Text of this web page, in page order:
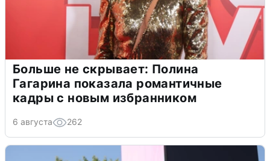
Больше не скрывает: Полина
Гагарина показала романтичные
кадры с новым избранником
6 августа 262